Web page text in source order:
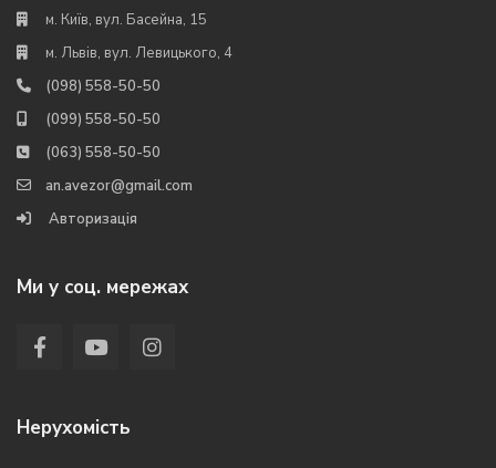
м. Київ, вул. Басейна, 15
м. Львів, вул. Левицького, 4
(098) 558-50-50
(099) 558-50-50
(063) 558-50-50
an.avezor@gmail.com
Авторизація
Ми у соц. мережах
Нерухомість